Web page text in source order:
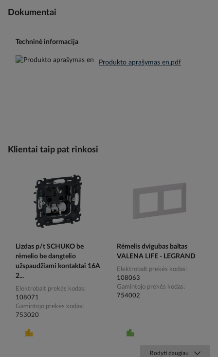
Dokumentai
Techninė informacija
Produkto aprašymas en.pdf
Klientai taip pat rinkosi
Lizdas p/t SCHUKO be
rėmelio be dangtelio
užspaudžiami kontaktai 16A
2...
Elektrobalt prekės kodas
108071
Gamintojo prekės kodas
753020
Rėmelis dvigubas baltas
VALENA LIFE - LEGRAND
Elektrobalt prekės kodas
108063
Gamintojo prekės kodas
754002
Rodyti daugiau